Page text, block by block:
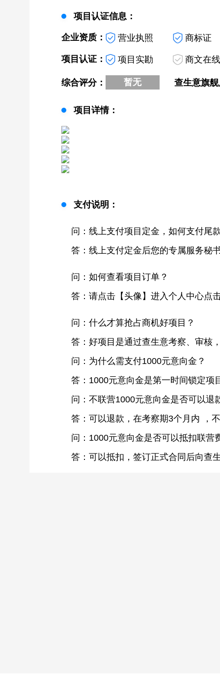
项目认证信息：
企业资质： 营业执照 商标证
项目认证： 项目实勘 商文在
综合评分： 暂无 查生意旗
项目详情：
支付说明：
问：线上支付项目定金，如何支付尾
答：线上支付定金后您的专属服务秘
问：如何查看项目订单？
答：请点击【头像】进入个人中心点
问：什么才算抢占商机好项目？
答：好项目是通过查生意考察、审核
问：为什么需支付1000元意向金？
答：1000元意向金是第一时间锁定项
问：不联营1000元意向金是否可以退
答：可以退款，在考察期3个月内 ，
问：1000元意向金是否可以抵扣联营
答：可以抵扣，签订正式合同后向查